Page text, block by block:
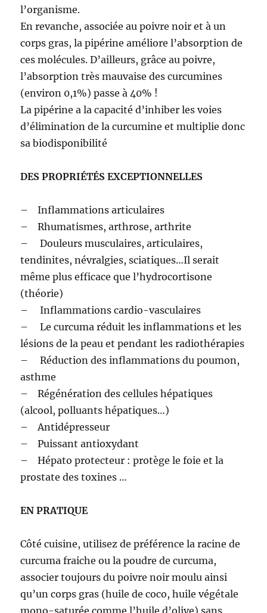
l’organisme.
En revanche, associée au poivre noir et à un
corps gras, la pipérine améliore l’absorption de
ces molécules. D’ailleurs, grâce au poivre,
l’absorption très mauvaise des curcumines
(environ 0,1%) passe à 40% !
La pipérine a la capacité d’inhiber les voies
d’élimination de la curcumine et multiplie donc
sa biodisponibilité
DES PROPRIÉTÉS EXCEPTIONNELLES
– Inflammations articulaires
– Rhumatismes, arthrose, arthrite
– Douleurs musculaires, articulaires,
tendinites, névralgies, sciatiques…Il serait
même plus efficace que l’hydrocortisone
(théorie)
– Inflammations cardio-vasculaires
– Le curcuma réduit les inflammations et les
lésions de la peau et pendant les radiothérapies
– Réduction des inflammations du poumon,
asthme
– Régénération des cellules hépatiques
(alcool, polluants hépatiques…)
– Antidépresseur
– Puissant antioxydant
– Hépato protecteur : protège le foie et la
prostate des toxines …
EN PRATIQUE
Côté cuisine, utilisez de préférence la racine de
curcuma fraiche ou la poudre de curcuma,
associer toujours du poivre noir moulu ainsi
qu’un corps gras (huile de coco, huile végétale